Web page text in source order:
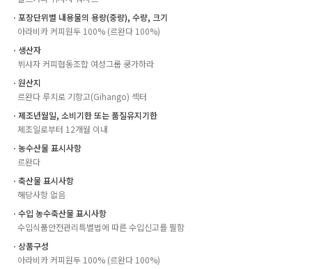
ㆍ포장단위별 내용물의 용량(중량), 수량, 크기
아라비카 커피원두 100% (르완다 100%)
ㆍ생산자
뷔샤자 커피협동조합 여성그룹 쿵가하라
ㆍ원산지
르완다 루치로 기항고(Gihango) 섹터
ㆍ제조년월일, 소비기한 또는 품질유지기한
제조일로부터 12개월 이내
ㆍ농수산물 표시사항
르완다
ㆍ축산물 표시사항
해당사항 없음
ㆍ수입 농수축산물 표시사항
수입식품안전관리특별법에 따른 수입신고를 필함
ㆍ상품구성
아라비카 커피원두 100% (르완다 100%)